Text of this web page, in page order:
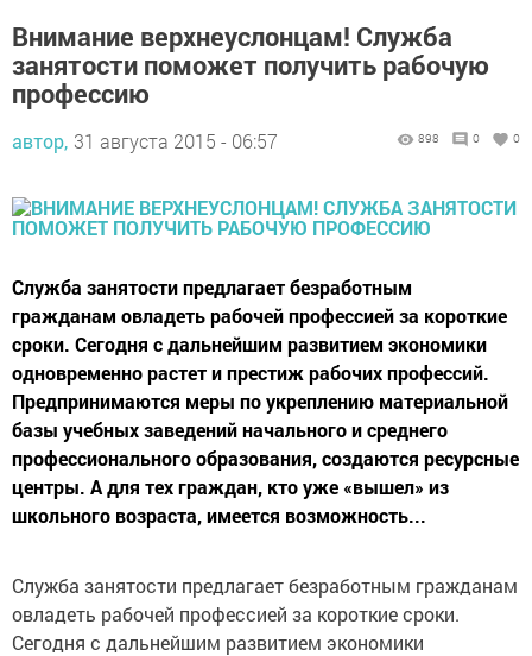
Внимание верхнеуслонцам! Служба
занятости поможет получить рабочую
профессию
автор, 31 августа 2015 - 06:57 898 0 0
Служба занятости предлагает безработным
гражданам овладеть рабочей профессией за короткие
сроки. Сегодня с дальнейшим развитием экономики
одновременно растет и престиж рабочих профессий.
Предпринимаются меры по укреплению материальной
базы учебных заведений начального и среднего
профессионального образования, создаются ресурсные
центры. А для тех граждан, кто уже «вышел» из
школьного возраста, имеется возможность...
Служба занятости предлагает безработным гражданам
овладеть рабочей профессией за короткие сроки.
Сегодня с дальнейшим развитием экономики